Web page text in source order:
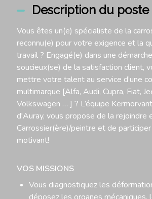
Description du poste
Vous êtes un(e) spécialiste de la
reconnu(e) pour votre exigence et la
travail ? Engagé(e) dans une
soucieux(se) de la satisfaction client,
mettre votre talent au service d’une
multimarque [Alfa, Audi, Cupra, Fiat,
Volkswagen … ] ? L’équipe
d'Auray, vous propose de la rejoindre
Carrossier(ère)/peintre et de
motivant!
VOS MISSIONS
Vous diagnostiquez les